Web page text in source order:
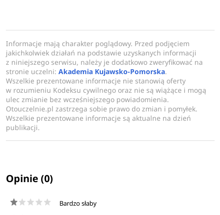
Informacje mają charakter poglądowy. Przed podjęciem
jakichkolwiek działań na podstawie uzyskanych informacji
z niniejszego serwisu, należy je dodatkowo zweryfikować na
stronie uczelni:Akademia Kujawsko-Pomorska.
Wszelkie prezentowane informacje nie stanowią oferty
w rozumieniu Kodeksu cywilnego oraz nie są wiążące i mogą
ulec zmianie bez wcześniejszego powiadomienia.
Otouczelnie.pl zastrzega sobie prawo do zmian i pomyłek.
Wszelkie prezentowane informacje są aktualne na dzień
publikacji.
Opinie (0)
Bardzo słaby